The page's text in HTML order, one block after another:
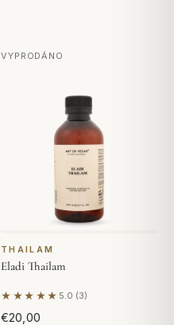
VYPRODÁNO
THAILAM
Eladi Thailam
★★★★★ 5.0 (3)
Na základě 3 hodnocení
€20,00